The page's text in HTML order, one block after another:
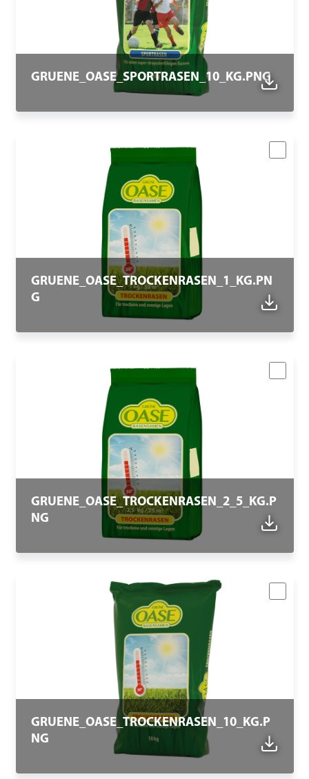
GRUENE_OASE_SPORTRASEN_10_KG.PNG
GRUENE_OASE_TROCKENRASEN_1_KG.PN
G
GRUENE_OASE_TROCKENRASEN_2_5_KG.P
NG
GRUENE_OASE_TROCKENRASEN_10_KG.P
NG